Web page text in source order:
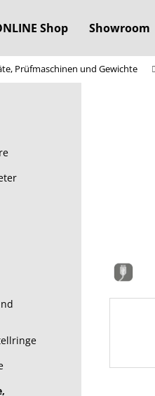
Shop Showroom
Prüfmaschinen und Gewichte